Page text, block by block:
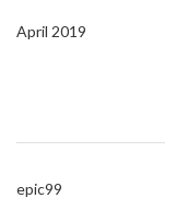
April 2019
epic99